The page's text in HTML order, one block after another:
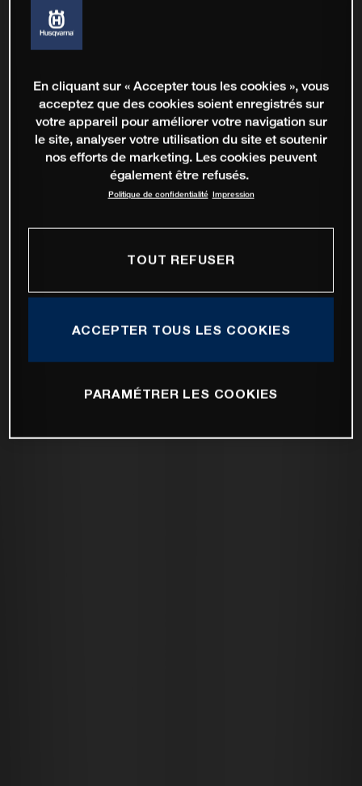
En cliquant sur « Accepter tous les cookies », vous
acceptez que des cookies soient enregistrés sur
votre appareil pour améliorer votre navigation sur
le site, analyser votre utilisation du site et soutenir
nos efforts de marketing. Les cookies peuvent
également être refusés.
Politique de confidentialité Impression
TOUT REFUSER
ACCEPTER TOUS LES COOKIES
PARAMÉTRER LES COOKIES